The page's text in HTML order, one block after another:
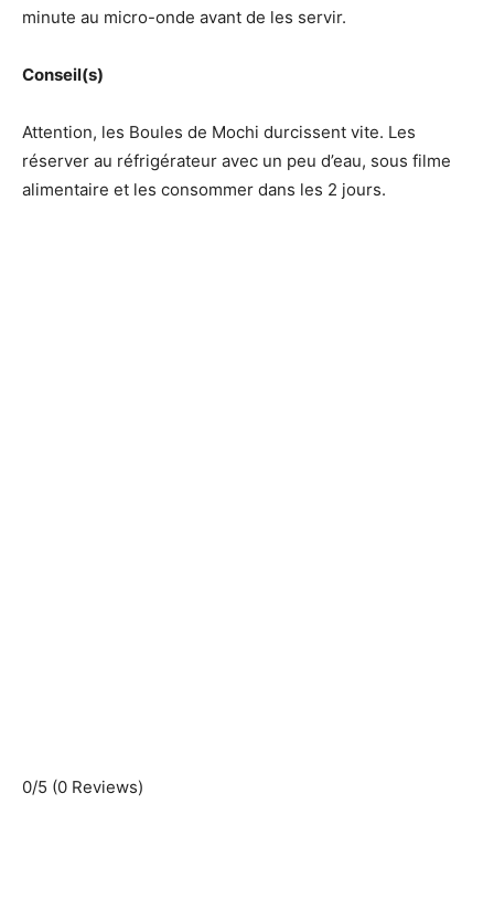
minute au micro-onde avant de les servir.
Conseil(s)
Attention, les Boules de Mochi durcissent vite. Les
réserver au réfrigérateur avec un peu d’eau, sous filme
alimentaire et les consommer dans les 2 jours.
0/5 (0 Reviews)